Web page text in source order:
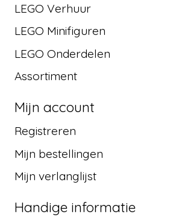
LEGO Verhuur
LEGO Minifiguren
LEGO Onderdelen
Assortiment
Mijn account
Registreren
Mijn bestellingen
Mijn verlanglijst
Handige informatie